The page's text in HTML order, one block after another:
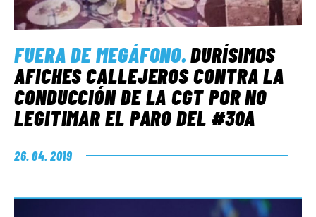
FUERA DE MEGÁFONO. DURÍSIMOS
AFICHES CALLEJEROS CONTRA LA
CONDUCCIÓN DE LA CGT POR NO
LEGITIMAR EL PARO DEL #30A
26. 04. 2019